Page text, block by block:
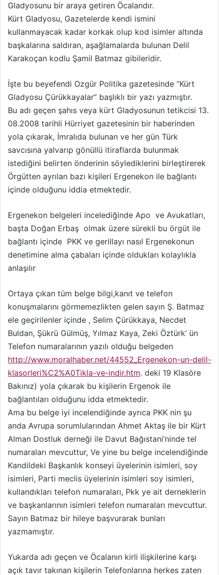
Gladyosunu bir araya getiren Öcalandır.
Kürt Gladyosu, Gazetelerde kendi ismini
kullanmayacak kadar korkak olup kod isimler altında
başkalarına saldıran, aşağlamalarda bulunan Delil
Karakoçan kodlu Şamil Batmaz gibileridir.
İşte bu beyefendi Ozgür Politika gazetesinde “Kürt
Gladyosu Çürükkayalar” başlıklı bir yazı yazmıştır.
Bu adı geçen şahıs veya kürt Gladyosunun tetikcisi 13.
08.2008 tarihli Hürriyet gazetesinin bir haberinden
yola çıkarak, İmralıda bulunan ve her gün Türk
savcısına yalvarıp gönüllü itiraflarda bulunmak
istediğini belirten önderinin söylediklerini birleştirerek
Örgütten ayrılan bazı kişileri Ergenekon ile bağlantı
içinde olduğunu iddia etmektedir.
Ergenekon belgeleri incelediğinde Apo ve Avukatları,
başta Doğan Erbaş olmak üzere sürekli bu örgüt ile
bağlantı içinde PKK ve gerillayı nasıl Ergenekonun
denetimine alma çabaları içinde oldukları kolaylıkla
anlaşılır
Ortaya çıkan tüm belge bilgi,kanıt ve telefon
konuşmalarını görmemezlikten gelen sayın Ş. Batmaz
ele geçirilenler içinde , Selim Çürükkaya, Necdet
Buldan, Şükrü Gülmüş, Yılmaz Kaya, Zeki Öztürk’ ün
Telefon numaralarının yazılı olduğu belgeden
http://www.moralhaber.net/44552_Ergenekon-un-delil-
klasorleri%C2%A0Tikla-ve-indir.htm. deki 19 Klasöre
Bakınız) yola çıkarak bu kişilerin Ergenok ile
bağlantıları olduğunu idda etmektedir.
Ama bu belge iyi incelendiğinde ayrıca PKK nin şu
anda Avrupa sorumlularından Ahmet Aktaş ile bir Kürt
Alman Dostluk derneği ile Davut Bağıstani’ninde tel
numaraları mevcuttur, Ve yine bu belge incelendiğinde
Kandildeki Başkanlık konseyi üyelerinin isimleri, soy
isimleri, Parti meclis üyelerinin isimleri soy isimleri,
kullandıkları telefon numaraları, Pkk ye ait derneklerin
ve başkanlarının isimleri telefon numaraları mevcuttur.
Sayın Batmaz bir hileye başvurarak bunları
yazmamıştır.
Yukarda adı geçen ve Öcalanın kirli ilişkilerine karşı
açık tavır takınan kişilerin Telefonlarına herkes zaten